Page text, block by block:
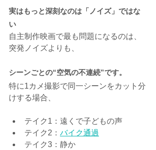
実はもっと深刻なのは「ノイズ」ではな
い
自主制作映画で最も問題になるのは、
突発ノイズよりも、
シーンごとの“空気の不連続”です。
特に1カメ撮影で同一シーンをカット分
けする場合、
テイク1：遠くで子どもの声
テイク2： バイク通過
テイク3：静か